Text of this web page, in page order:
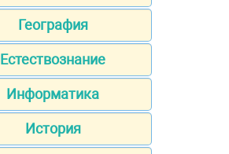
География
Естествознание
Информатика
История